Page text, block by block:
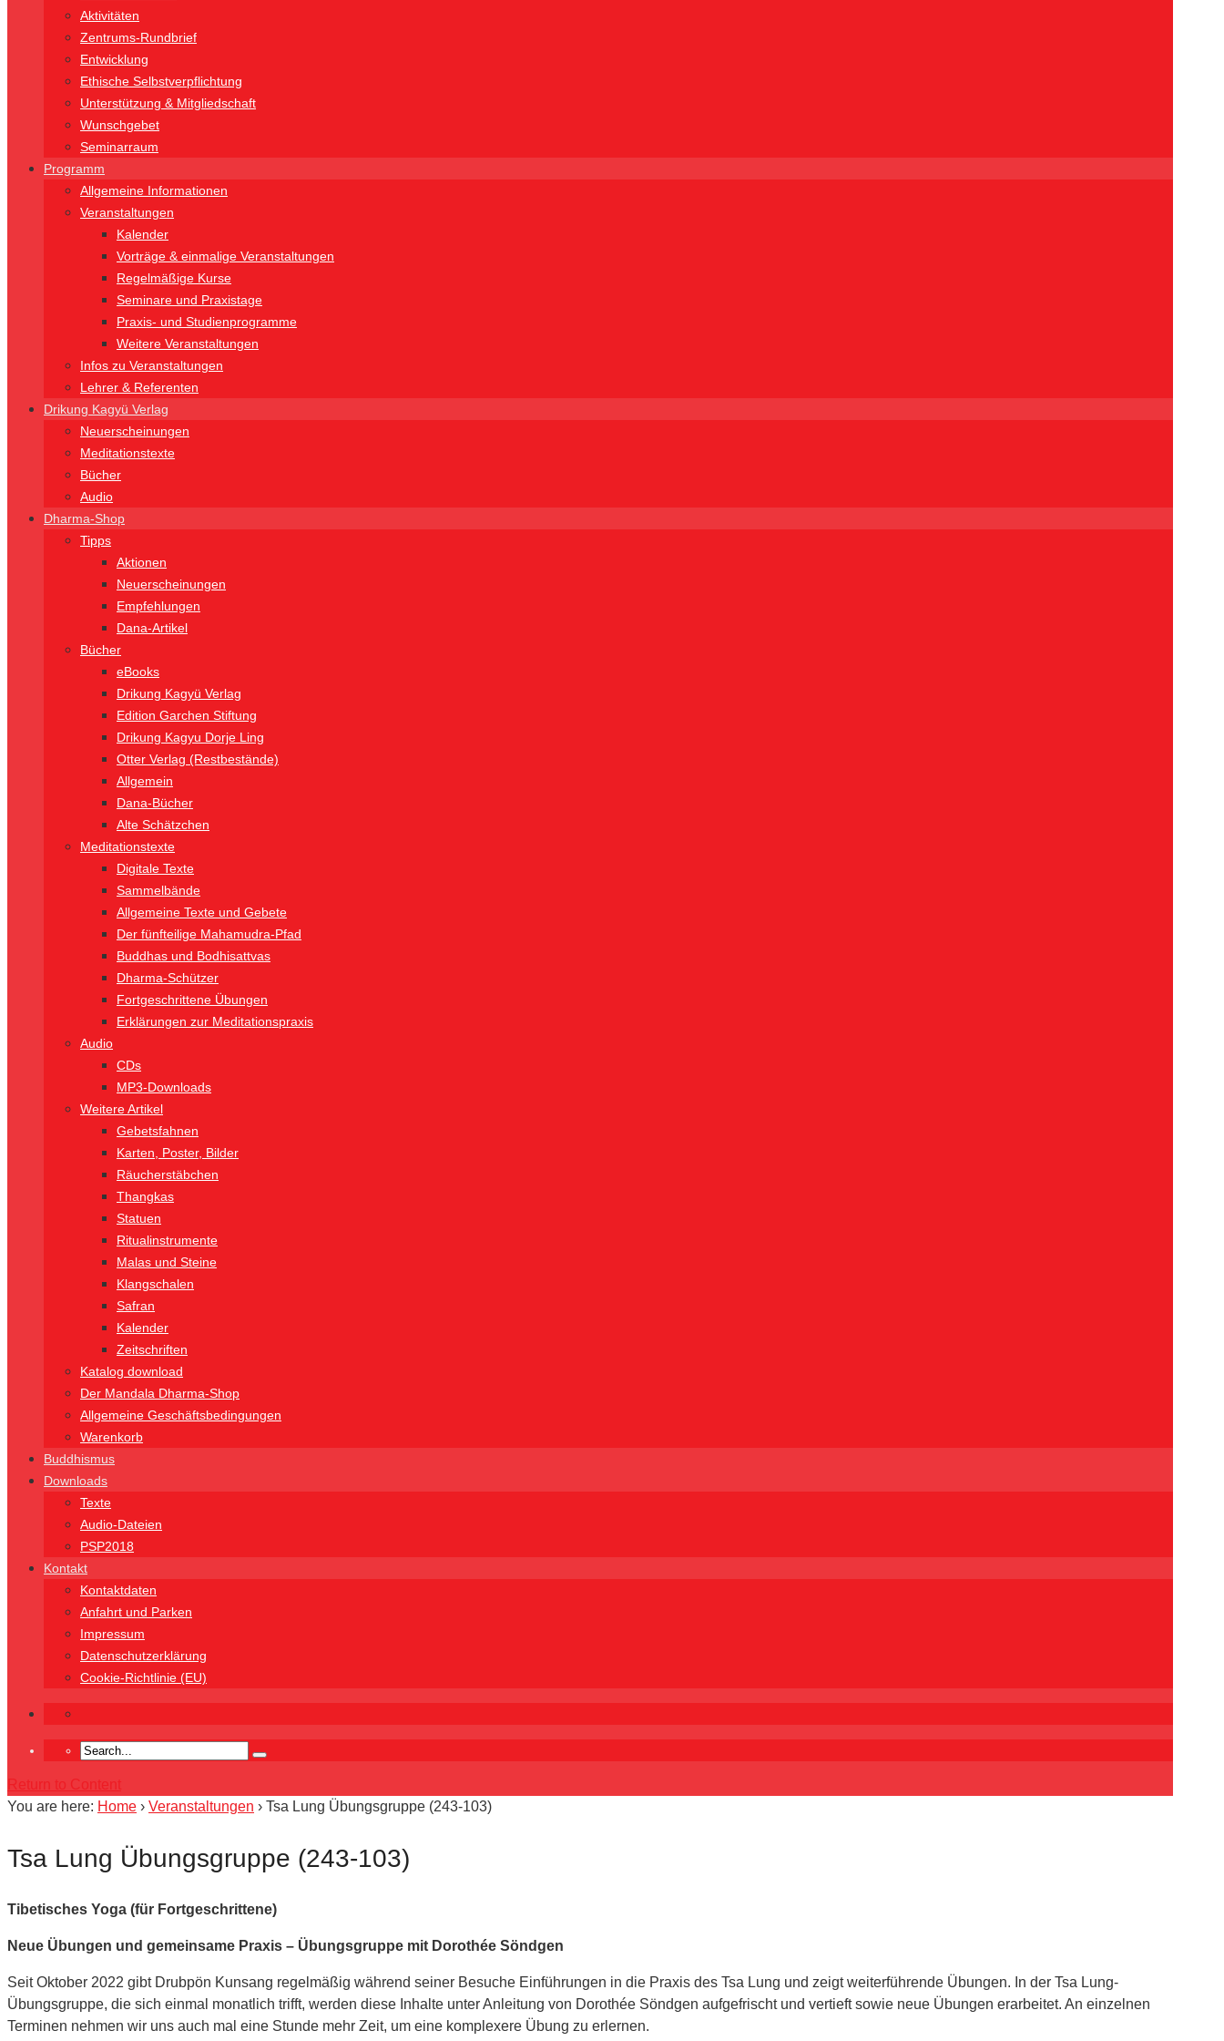
Aktivitäten
Zentrums-Rundbrief
Entwicklung
Ethische Selbstverpflichtung
Unterstützung & Mitgliedschaft
Wunschgebet
Seminarraum
Programm
Allgemeine Informationen
Veranstaltungen
Kalender
Vorträge & einmalige Veranstaltungen
Regelmäßige Kurse
Seminare und Praxistage
Praxis- und Studienprogramme
Weitere Veranstaltungen
Infos zu Veranstaltungen
Lehrer & Referenten
Drikung Kagyü Verlag
Neuerscheinungen
Meditationstexte
Bücher
Audio
Dharma-Shop
Tipps
Aktionen
Neuerscheinungen
Empfehlungen
Dana-Artikel
Bücher
eBooks
Drikung Kagyü Verlag
Edition Garchen Stiftung
Drikung Kagyu Dorje Ling
Otter Verlag (Restbestände)
Allgemein
Dana-Bücher
Alte Schätzchen
Meditationstexte
Digitale Texte
Sammelbände
Allgemeine Texte und Gebete
Der fünfteilige Mahamudra-Pfad
Buddhas und Bodhisattvas
Dharma-Schützer
Fortgeschrittene Übungen
Erklärungen zur Meditationspraxis
Audio
CDs
MP3-Downloads
Weitere Artikel
Gebetsfahnen
Karten, Poster, Bilder
Räucherstäbchen
Thangkas
Statuen
Ritualinstrumente
Malas und Steine
Klangschalen
Safran
Kalender
Zeitschriften
Katalog download
Der Mandala Dharma-Shop
Allgemeine Geschäftsbedingungen
Warenkorb
Buddhismus
Downloads
Texte
Audio-Dateien
PSP2018
Kontakt
Kontaktdaten
Anfahrt und Parken
Impressum
Datenschutzerklärung
Cookie-Richtlinie (EU)
Return to Content
You are here: Home › Veranstaltungen › Tsa Lung Übungsgruppe (243-103)
Tsa Lung Übungsgruppe (243-103)
Tibetisches Yoga (für Fortgeschrittene)
Neue Übungen und gemeinsame Praxis – Übungsgruppe mit Dorothée Söndgen
Seit Oktober 2022 gibt Drubpön Kunsang regelmäßig während seiner Besuche Einführungen in die Praxis des Tsa Lung und zeigt weiterführende Übungen. In der Tsa Lung-
Übungsgruppe, die sich einmal monatlich trifft, werden diese Inhalte unter Anleitung von Dorothée Söndgen aufgefrischt und vertieft sowie neue Übungen erarbeitet. An einzelnen
Terminen nehmen wir uns auch mal eine Stunde mehr Zeit, um eine komplexere Übung zu erlernen.